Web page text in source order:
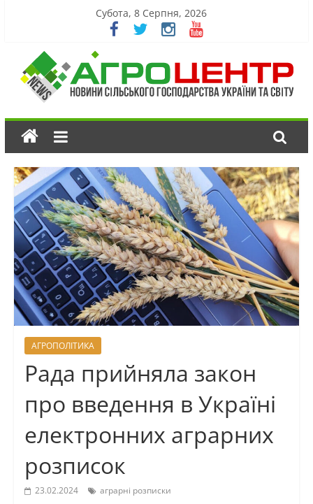
Субота, 8 Серпня, 2026
АГРОПОЛІТИКА
Рада прийняла закон
про введення в Україні
електронних аграрних
розписок
23.02.2024 аграрні розписки